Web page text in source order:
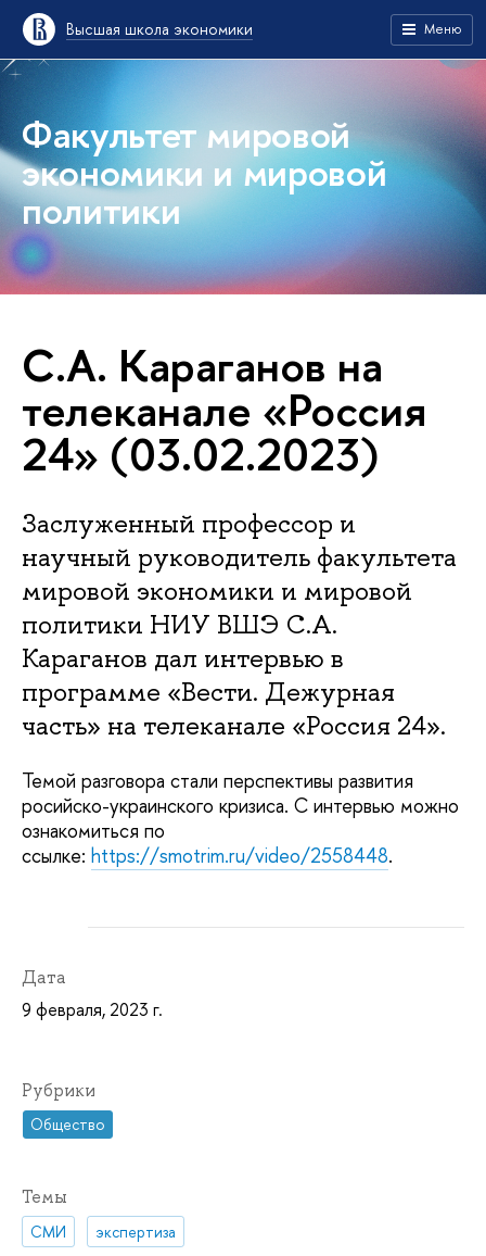
Высшая школа экономики Меню
Факультет мировой
экономики и мировой
политики
С.А. Караганов на
телеканале «Россия
24» (03.02.2023)
Заслуженный профессор и
научный руководитель факультета
мировой экономики и мировой
политики НИУ ВШЭ С.А.
Караганов дал интервью в
программе «Вести. Дежурная
часть» на телеканале «Россия 24».
Темой разговора стали перспективы развития
росийско-украинского кризиса. С интервью можно
ознакомиться по
ссылке: https://smotrim.ru/video/2558448.
Дата
9 февраля, 2023 г.
Рубрики
Общество
Темы
СМИ экспертиза